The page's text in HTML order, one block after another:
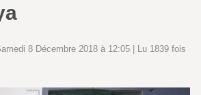
8 Décembre 2018 à 12:05 | Lu 1839 fois